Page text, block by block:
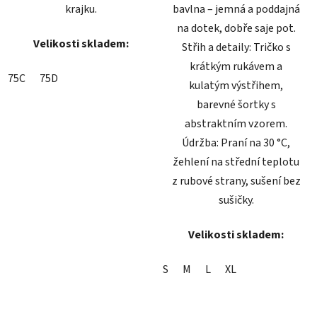
krajku.
Velikosti skladem:
75C 75D
bavlna – jemná a poddajná
na dotek, dobře saje pot.
Střih a detaily: Tričko s
krátkým rukávem a
kulatým výstřihem,
barevné šortky s
abstraktním vzorem.
Údržba: Praní na 30 °C,
žehlení na střední teplotu
z rubové strany, sušení bez
sušičky.
Velikosti skladem:
S M L XL